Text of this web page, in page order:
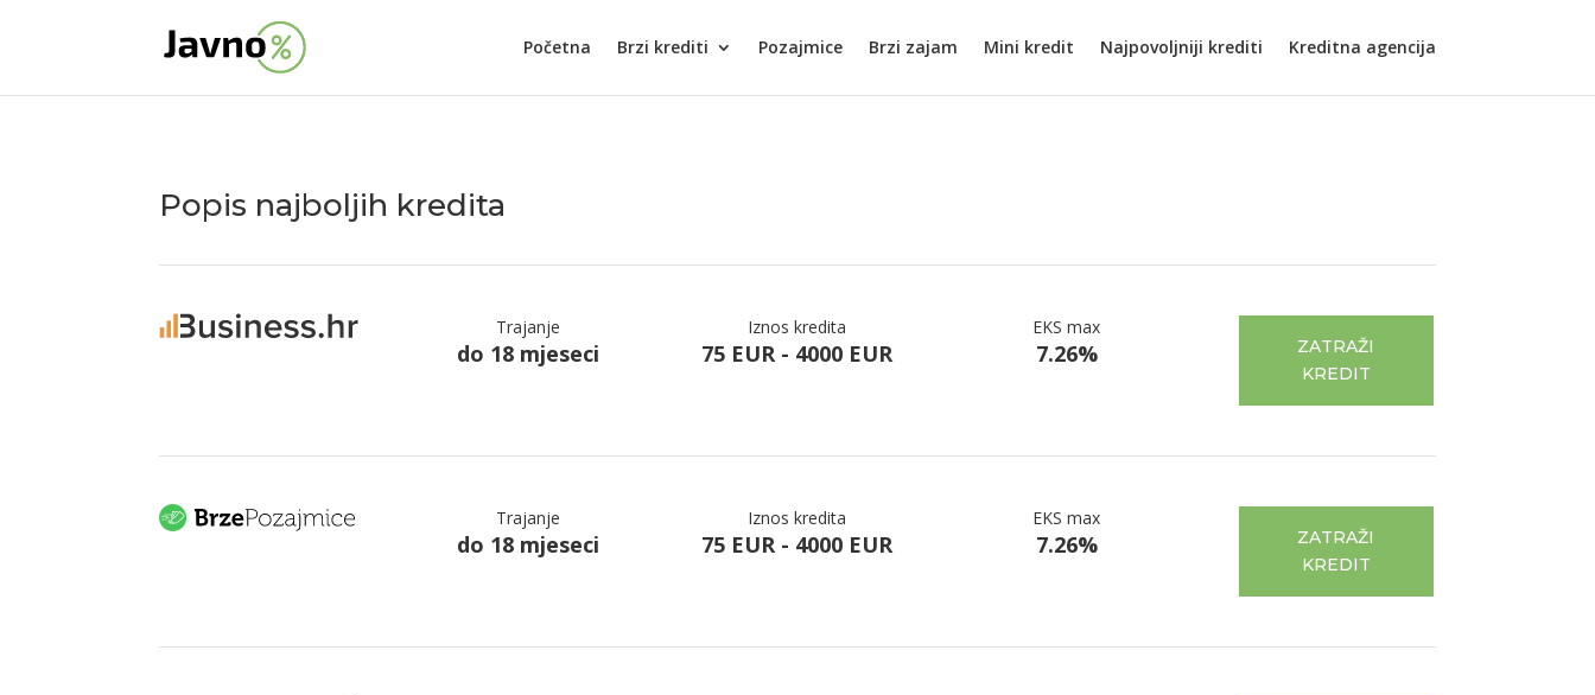
Početna Brzi krediti Pozajmice Brzi zajam Mini kredit Najpovoljniji krediti Kreditna agencija
Popis najboljih kredita
Trajanje
do 18 mjeseci
Iznos kredita
75 EUR - 4000 EUR
EKS max
7.26%
ZATRAŽI
KREDIT
Trajanje
do 18 mjeseci
Iznos kredita
75 EUR - 4000 EUR
EKS max
7.26%
ZATRAŽI
KREDIT